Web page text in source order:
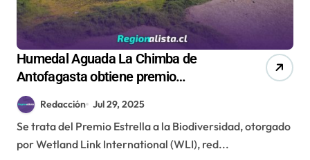
Humedal Aguada La Chimba de
Antofagasta obtiene premio
internacional por su aporte a la
biodiversidad
Redacción Jul 29, 2025
Se trata del Premio Estrella a la Biodiversidad, otorgado
por Wetland Link International (WLI), red...